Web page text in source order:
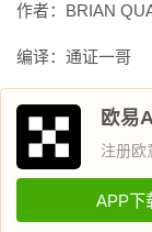
作者：BRIAN
编译：通证一哥
欧易
注册欧
APP下